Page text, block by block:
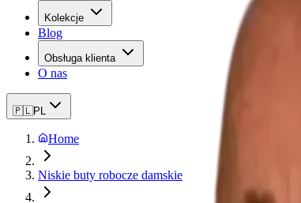
Kolekcje
Blog
Obsługa klienta
O nas
🇵🇱PL
Home
Niskie buty robocze damskie